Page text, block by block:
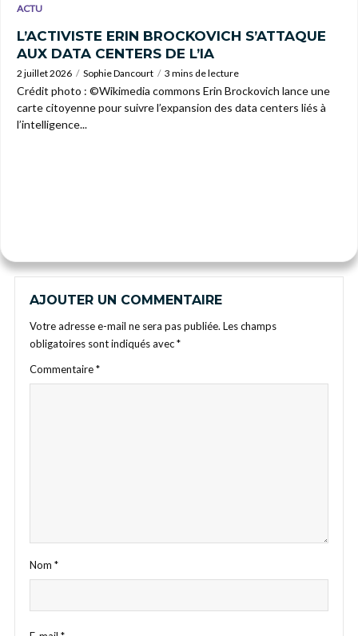
ACTU
L’ACTIVISTE ERIN BROCKOVICH S’ATTAQUE
AUX DATA CENTERS DE L’IA
2 juillet 2026 Sophie Dancourt 3 mins de lecture
Crédit photo : ©Wikimedia commons Erin Brockovich lance une
carte citoyenne pour suivre l’expansion des data centers liés à
l’intelligence...
AJOUTER UN COMMENTAIRE
Votre adresse e-mail ne sera pas publiée. Les champs
obligatoires sont indiqués avec*
Commentaire*
Nom *